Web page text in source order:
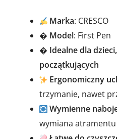
Marka: CRESCO
� Model: First Pen
� Idealne dla
początkujących
Ergonomiczny
trzymanie, nawet
Wymienne
wymiana atramentu